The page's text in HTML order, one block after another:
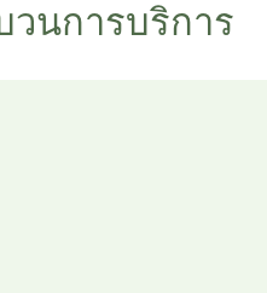
วนการบริการ